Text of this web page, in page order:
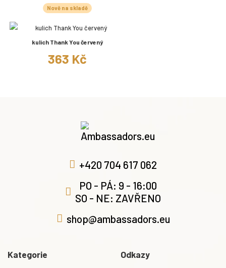
Nově na skladě
kulich Thank You červený
363 Kč
+420 704 617 062
PO - PÁ: 9 - 16:00
SO - NE: ZAVŘENO
shop@ambassadors.eu
Kategorie Odkazy